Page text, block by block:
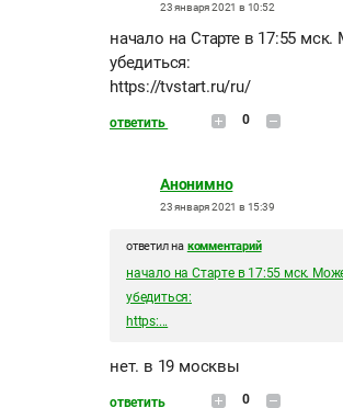
23 января 2021 в 10:52
начало на Старте в 17:55 мск.
убедиться:
https://tvstart.ru/ru/
ответить 0
Анонимно
23 января 2021 в 15:39
ответил на комментарий
начало на Старте в 17:55 мск.
убедиться:
https:...
нет. в 19 москвы
ответить 0